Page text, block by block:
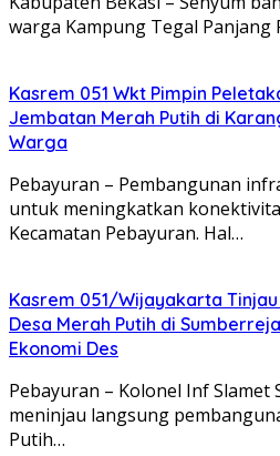
warga Kampung Tegal Panjang
Kasrem 051 Wkt Pimpin
Jembatan Merah Putih di
Warga
Pebayuran – Pembangunan
untuk meningkatkan
Kecamatan Pebayuran. Hal…
Kasrem 051/Wijayakarta
Desa Merah Putih di
Ekonomi Des
Pebayuran – Kolonel Inf Slamet
meninjau langsung
Putih…